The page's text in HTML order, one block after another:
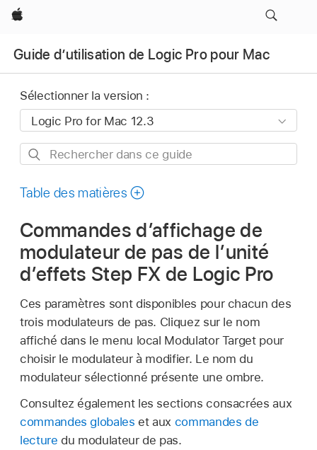
Apple
Guide d’utilisation de Logic Pro pour Mac
Sélectionner la version :
Rechercher
ce
Table des matières
Commandes d’affichage de
modulateur de pas de l’unité
d’effets Step FX de Logic Pro
Ces paramètres sont disponibles pour chacun des
trois modulateurs de pas. Cliquez sur le nom
affiché dans le menu local Modulator Target pour
choisir le modulateur à modifier. Le nom du
modulateur sélectionné présente une ombre.
Consultez également les sections consacrées aux
commandes globales et aux commandes de
lecture du modulateur de pas.